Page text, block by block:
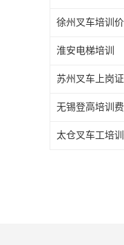
徐州叉车培训
淮安电梯培训
苏州叉车上岗
无锡登高培训
太仓叉车工培